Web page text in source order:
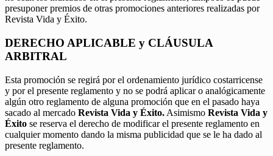
presuponer premios de otras promociones anteriores realizadas por
Revista Vida y Éxito.
DERECHO APLICABLE y CLÁUSULA
ARBITRAL
Esta promoción se regirá por el ordenamiento jurídico costarricense
y por el presente reglamento y no se podrá aplicar o analógicamente
algún otro reglamento de alguna promoción que en el pasado haya
sacado al mercado Revista Vida y Éxito. Asimismo Revista Vida y
Éxito se reserva el derecho de modificar el presente reglamento en
cualquier momento dando la misma publicidad que se le ha dado al
presente reglamento.